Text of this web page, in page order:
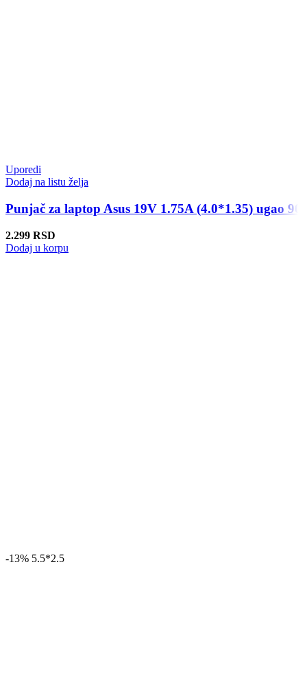
Uporedi
Dodaj na listu želja
Punjač za laptop Asus 19V 1.75A (4.0*1.35) ugao 90
2.299 RSD
Dodaj u korpu
-13% 5.5*2.5